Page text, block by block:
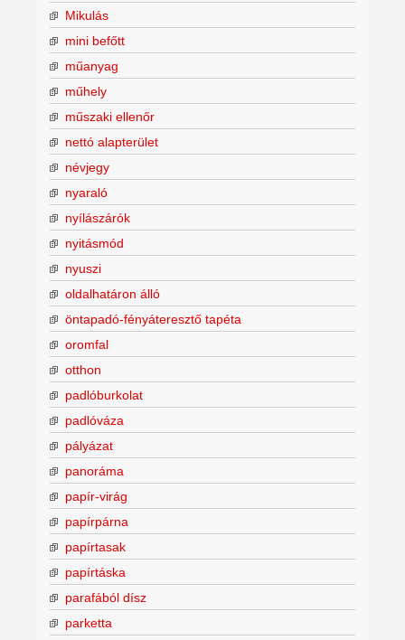
Mikulás
mini befőtt
műanyag
műhely
műszaki ellenőr
nettó alapterület
névjegy
nyaraló
nyílászárók
nyitásmód
nyuszi
oldalhatáron álló
öntapadó-fényáteresztő tapéta
oromfal
otthon
padlóburkolat
padlóváza
pályázat
panoráma
papír-virág
papírpárna
papírtasak
papírtáska
parafából dísz
parketta